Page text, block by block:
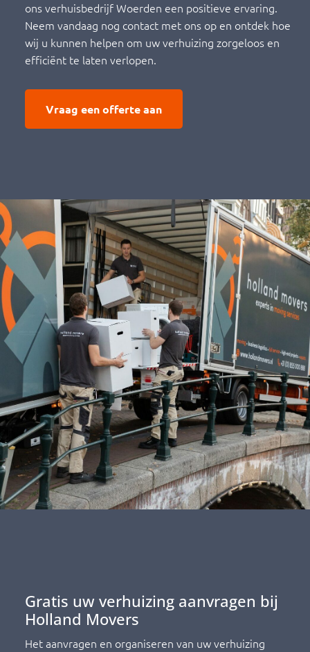
ons verhuisbedrijf Woerden een positieve ervaring.
Neem vandaag nog contact met ons op en ontdek hoe
wij u kunnen helpen om uw verhuizing zorgeloos en
efficiënt te laten verlopen.
Vraag een offerte aan
Gratis uw verhuizing aanvragen bij
Holland Movers
Het aanvragen en organiseren van uw verhuizing